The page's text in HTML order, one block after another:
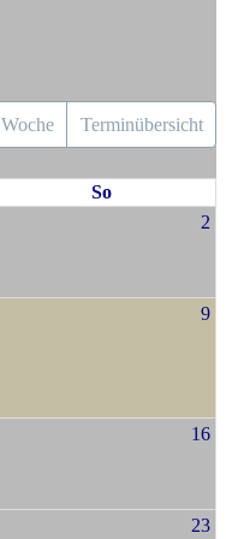
Woche Terminübersicht
So
2
9
16
23